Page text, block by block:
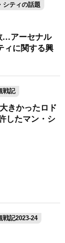
シティの話題
…アーセナル
ィに関する興
戦記
きかったロド
したマン・シ
戦記2023-24